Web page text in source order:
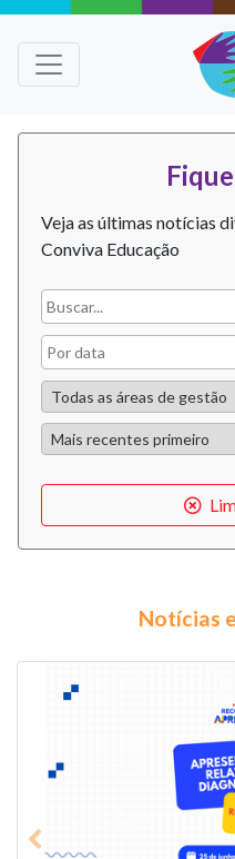
Veja as últimas notícias
Conviva Educação
Notícias
Previous